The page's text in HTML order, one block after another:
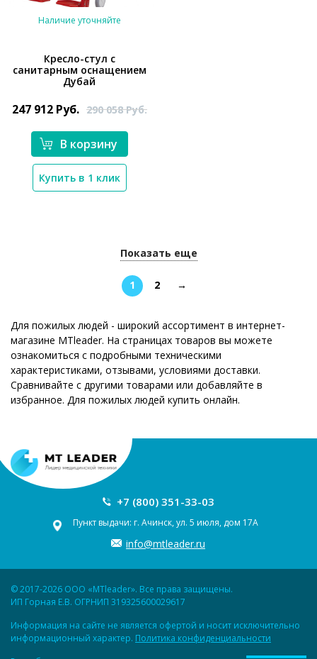
*}
Наличие уточняйте
Кресло-стул с
санитарным оснащением
Дубай
247 912 Руб. 290 058Руб.
В корзину
Купить в 1 клик
Показать еще
1 2 →
Для пожилых людей - широкий ассортимент в интернет-
магазине MTleader. На страницах товаров вы можете
ознакомиться с подробными техническими
характеристиками, отзывами, условиями доставки.
Сравнивайте с другими товарами или добавляйте в
избранное. Для пожилых людей купить онлайн.
+7 (800) 351-33-03
Пункт выдачи: г. Ачинск, ул. 5 июля, дом 17А
info@mtleader.ru
© 2017-2026 ООО «MTleader». Все права защищены.
ИП Горная Е.В. ОГРНИП 319325600029617
Информация на сайте не является офертой и носит исключительно
информационный характер. Политика конфиденциальности